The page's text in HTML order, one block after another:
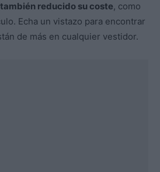
reducido su coste, como
Echa un vistazo para encontrar
de más en cualquier vestidor.